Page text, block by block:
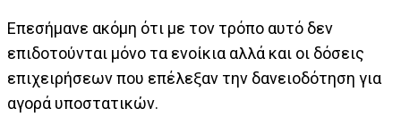
Επεσήμανε ακόμη ότι με τον τρόπο αυτό δεν
επιδοτούνται μόνο τα ενοίκια αλλά και οι δόσεις
επιχειρήσεων που επέλεξαν την δανειοδότηση για
αγορά υποστατικών.